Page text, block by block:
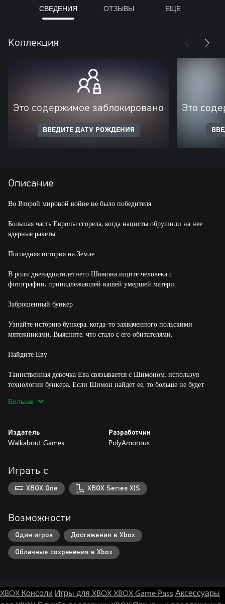
СВЕДЕНИЯ ОТЗЫВЫ ЕЩЕ
Коллекция
Это содержимое заблокировано
ВВЕДИТЕ ДАТУ РОЖДЕНИЯ
Это
Описание
Во Второй мировой войне не было победителя
Большая часть Европы сгорела, когда нацисты обрушили на нее
ядерные ракеты.
Последняя история на Земле
В роли двенадцатилетнего Шимона ищите человека с
фотографии, принадлежавшей вашей умершей матери.
Заброшенный бункер
Узнайте историю бункера, когда-то захваченного польскими
мятежниками. Выясните, что стало с его обитателями.
Найдите Еву
Таинственная девочка Ева связывается с Шимоном, используя
технологии бункера. Если Шимон найдет ее, то больше не будет
Больше
Издатель
Walkabout Games
Разработчик
PolyAmorous
Играть с
XBOX One XBOX Series X|S
Возможности
Один игрок Достижения в Xbox
Облачные сохранения в Xbox
XBOX Консоли Игры для XBOXXBOX Game Pass Аксессуары